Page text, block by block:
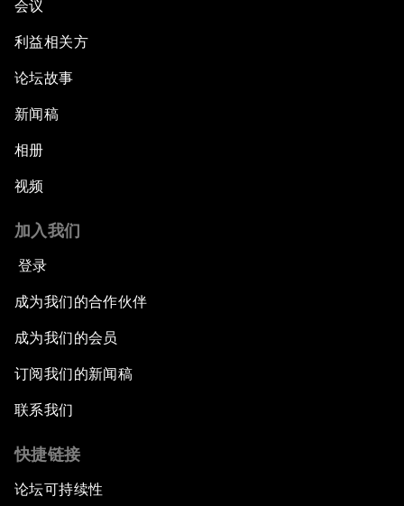
会议
利益相关方
论坛故事
新闻稿
相册
视频
加入我们
登录
成为我们的合作伙伴
成为我们的会员
订阅我们的新闻稿
联系我们
快捷链接
论坛可持续性